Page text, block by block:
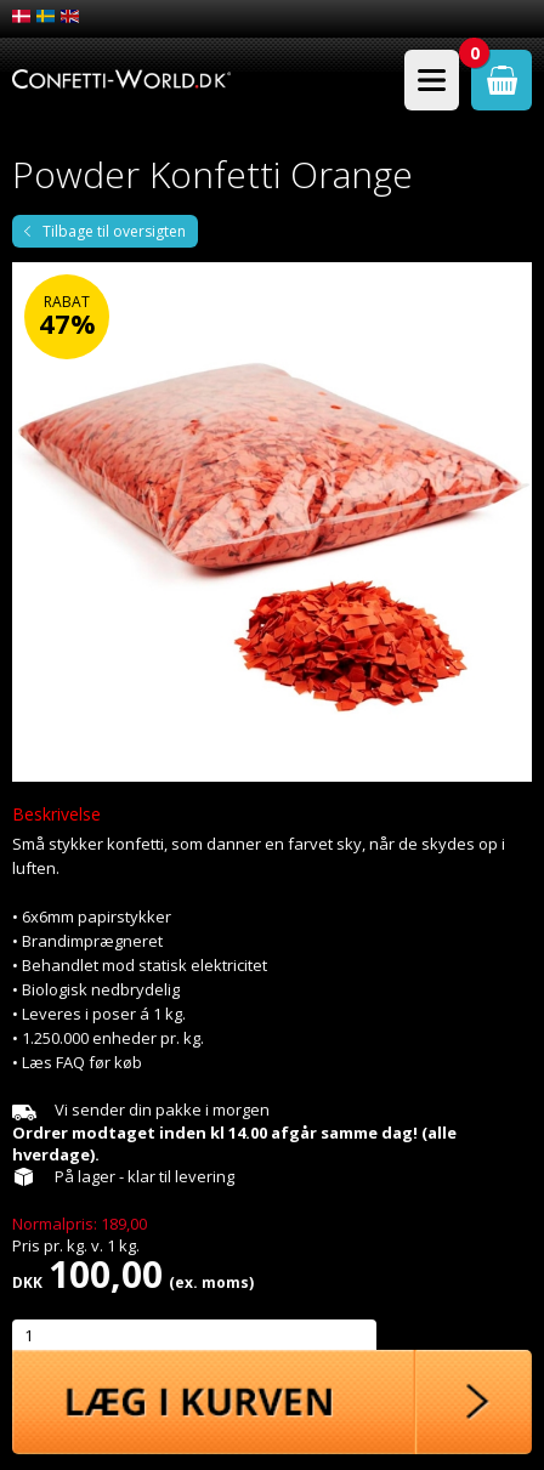
0
Powder Konfetti Orange
Tilbage til oversigten
RABAT
47%
Beskrivelse
Små stykker konfetti, som danner en farvet sky, når de skydes op i
luften.
• 6x6mm papirstykker
• Brandimprægneret
• Behandlet mod statisk elektricitet
• Biologisk nedbrydelig
• Leveres i poser á 1 kg.
• 1.250.000 enheder pr. kg.
• Læs FAQ før køb
Vi sender din pakke i morgen
Ordrer modtaget inden kl 14.00 afgår samme dag! (alle
hverdage).
På lager - klar til levering
Normalpris: 189,00
Pris pr. kg. v. 1 kg.
DKK 100,00 (ex. moms)